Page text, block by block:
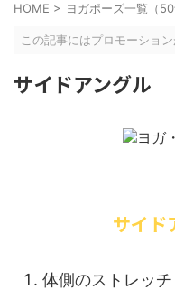
HOME > ヨガポーズ一覧（50
この記事にはプロモーショ
サイドアングル
サイド
体側のストレッチ